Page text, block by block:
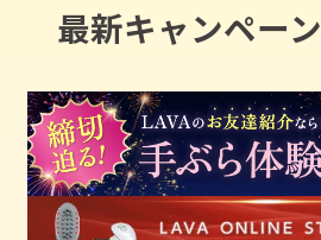
最新キャンペーン